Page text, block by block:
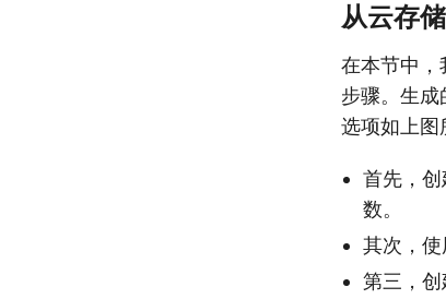
从云存
在本节中，
步骤。生成
选项如上图
首先，
数。
其次，
第三，